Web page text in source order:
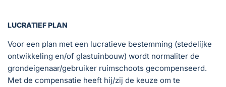
LUCRATIEF PLAN
Voor een plan met een lucratieve bestemming (stedelijke
ontwikkeling en/of glastuinbouw) wordt normaliter de
grondeigenaar/gebruiker ruimschoots gecompenseerd.
Met de compensatie heeft hij/zij de keuze om te